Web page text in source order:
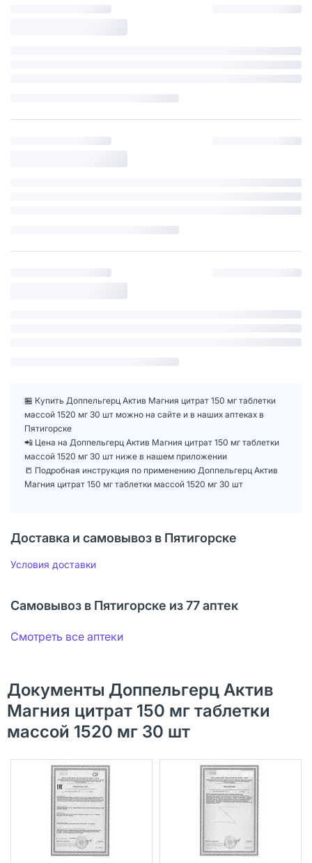
🏪 Купить Доппельгерц Актив Магния цитрат 150 мг таблетки
массой 1520 мг 30 шт можно на сайте и в наших аптеках в
Пятигорске
📲 Цена на Доппельгерц Актив Магния цитрат 150 мг таблетки
массой 1520 мг 30 шт ниже в нашем приложении
📒 Подробная инструкция по применению Доппельгерц Актив
Магния цитрат 150 мг таблетки массой 1520 мг 30 шт
Доставка и самовывоз в Пятигорске
Условия доставки
Самовывоз в Пятигорске из 77 аптек
Смотреть все аптеки
Документы Доппельгерц Актив
Магния цитрат 150 мг таблетки
массой 1520 мг 30 шт